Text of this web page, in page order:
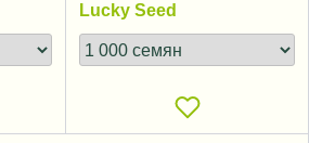
Lucky Seed